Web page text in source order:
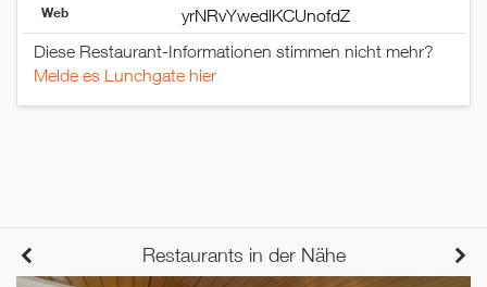
Web
yrNRvYwedlKCUnofdZ
Diese Restaurant-Informationen stimmen nicht mehr?
Melde es Lunchgate hier
Restaurants in der Nähe